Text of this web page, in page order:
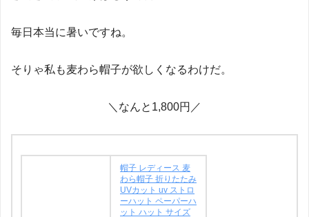
毎日本当に暑いですね。
そりゃ私も麦わら帽子が欲しくなるわけだ。
＼なんと1,800円／
帽子 レディース 麦
わら帽子 折りたたみ
UVカット uv ストロ
ーハット ペーパーハ
ット ハット サイズ